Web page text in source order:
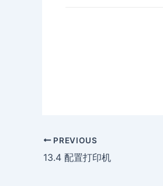
PREVIOUS
13.4 配置打印机